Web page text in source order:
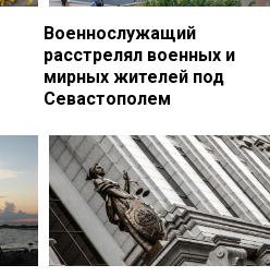
Военнослужащий
расстрелял военных и
мирных жителей под
Севастополем